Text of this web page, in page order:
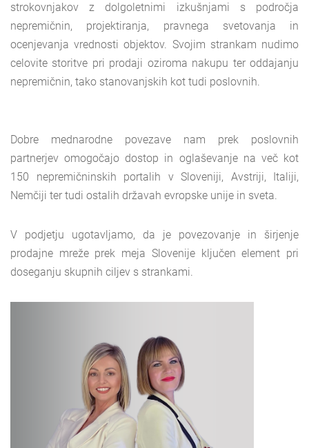
strokovnjakov z dolgoletnimi izkušnjami s področja
nepremičnin, projektiranja, pravnega svetovanja in
ocenjevanja vrednosti objektov. Svojim strankam nudimo
celovite storitve pri prodaji oziroma nakupu ter oddajanju
nepremičnin, tako stanovanjskih kot tudi poslovnih.
Dobre mednarodne povezave nam prek poslovnih
partnerjev omogočajo dostop in oglaševanje na več kot
150 nepremičninskih portalih v Sloveniji, Avstriji, Italiji,
Nemčiji ter tudi ostalih državah evropske unije in sveta.
V podjetju ugotavljamo, da je povezovanje in širjenje
prodajne mreže prek meja Slovenije ključen element pri
doseganju skupnih ciljev s strankami.